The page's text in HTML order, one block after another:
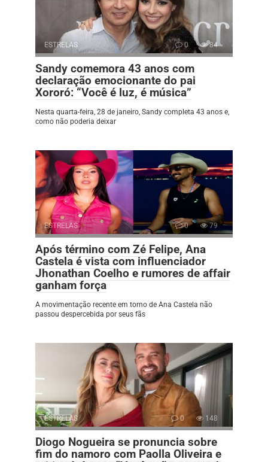
ESTRELAS 0 84
Sandy comemora 43 anos com
declaração emocionante do pai
Xororó: “Você é luz, é música”
Nesta quarta-feira, 28 de janeiro, Sandy completa 43 anos e,
como não poderia deixar
ESTRELAS 0 79
Após término com Zé Felipe, Ana
Castela é vista com influenciador
Jhonathan Coelho e rumores de affair
ganham força
A movimentação recente em torno de Ana Castela não
passou despercebida por seus fãs
ESTRELAS 0 148
Diogo Nogueira se pronuncia sobre
fim do namoro com Paolla Oliveira e